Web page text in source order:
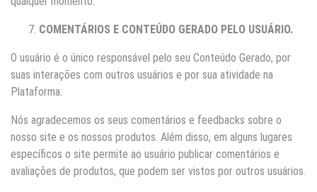
COMENTÁRIOS E CONTEÚDO GERADO PELO USUÁRIO.
O usuário é o único responsável pelo seu Conteúdo Gerado, por
suas interações com outros usuários e por sua atividade na
Plataforma.
Nós agradecemos os seus comentários e feedbacks sobre o
nosso site e os nossos produtos. Além disso, em alguns lugares
específicos o site permite ao usuário publicar comentários e
avaliações de produtos, que podem ser vistos por outros usuários.